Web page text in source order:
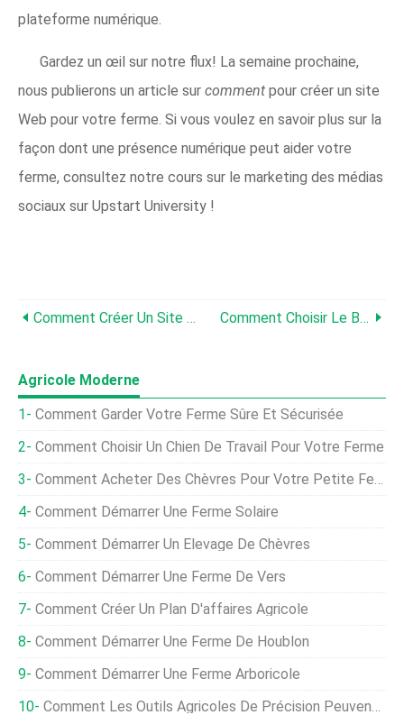
plateforme numérique.
Gardez un œil sur notre flux! La semaine prochaine,
nous publierons un article sur comment pour créer un site
Web pour votre ferme. Si vous voulez en savoir plus sur la
façon dont une présence numérique peut aider votre
ferme, consultez notre cours sur le marketing des médias
sociaux sur Upstart University !
Comment Créer Un Site Web Pour Votre Ferme Comment Choisir Le Bon Partenaire Commercial Agricole
Agricole Moderne
Comment Garder Votre Ferme Sûre Et Sécurisée
Comment Choisir Un Chien De Travail Pour Votre Ferme
Comment Acheter Des Chèvres Pour Votre Petite Ferme
Comment Démarrer Une Ferme Solaire
Comment Démarrer Un Élevage De Chèvres
Comment Démarrer Une Ferme De Vers
Comment Créer Un Plan D'affaires Agricole
Comment Démarrer Une Ferme De Houblon
Comment Démarrer Une Ferme Arboricole
Comment Les Outils Agricoles De Précision Peuvent Réduire Les Inefficacités Sur Votre Ferme